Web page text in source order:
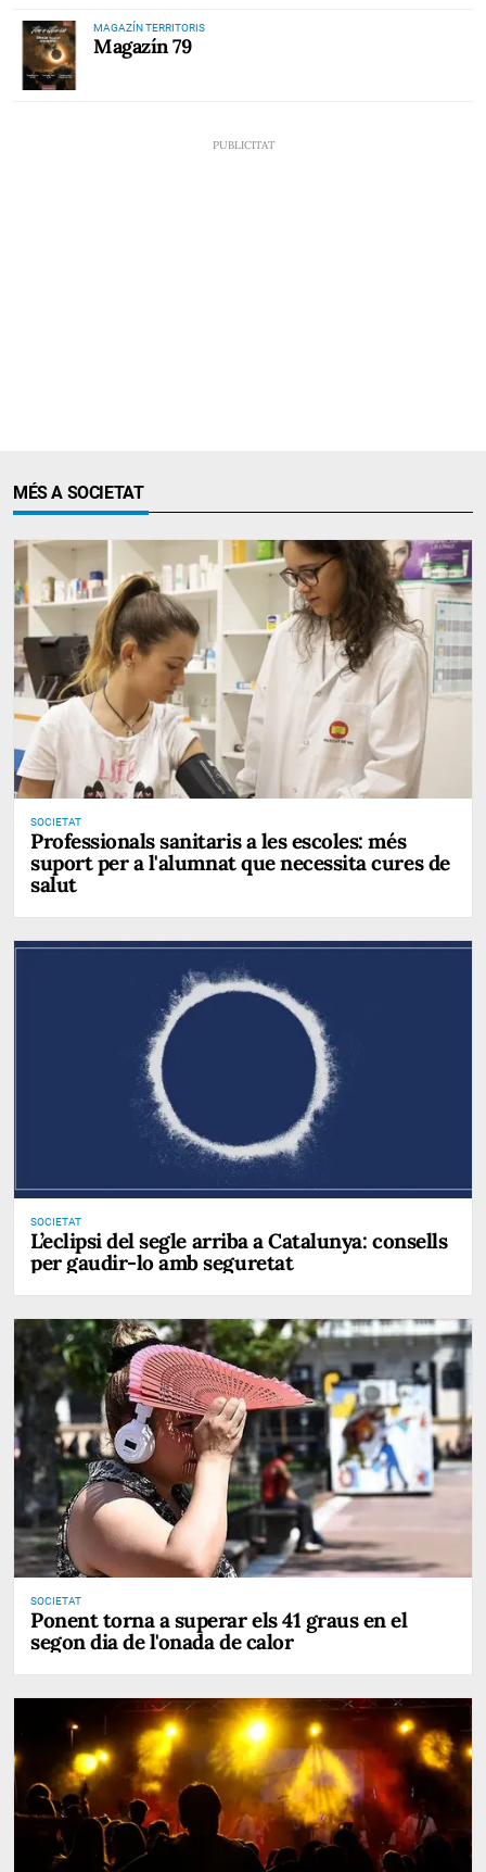
MAGAZÍN TERRITORIS
Magazín 79
MÉS A SOCIETAT
SOCIETAT
Professionals sanitaris a les escoles: més
suport per a l'alumnat que necessita cures de
salut
SOCIETAT
L’eclipsi del segle arriba a Catalunya: consells
per gaudir-lo amb seguretat
SOCIETAT
Ponent torna a superar els 41 graus en el
segon dia de l'onada de calor